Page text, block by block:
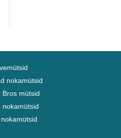
nokamütsid
Bros mütsid
nokamütsid